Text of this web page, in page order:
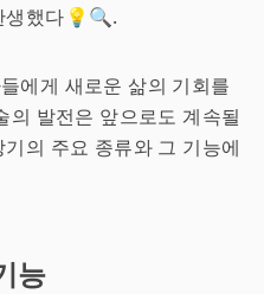
생했다💡🔍.
에게 새로운 삶의 기회를
의 발전은 앞으로도 계속될
의 주요 종류와 그 기능에
능